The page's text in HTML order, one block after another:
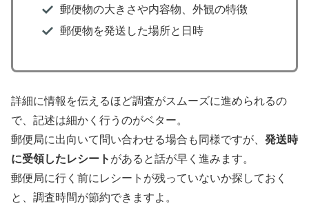
郵便物の大きさや内容物、外観の特徴
郵便物を発送した場所と日時
詳細に情報を伝えるほど調査がスムーズに進められるの
で、記述は細かく行うのがベター。
郵便局に出向いて問い合わせる場合も同様ですが、 発送時
に受領したレシート があると話が早く進みます。
郵便局に行く前にレシートが残っていないか探しておく
と、調査時間が節約できますよ。